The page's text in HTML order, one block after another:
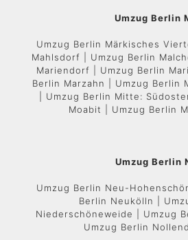
Umzug Berlin
Umzug Berlin Märkisches
Mahlsdorf | Umzug Berlin
Mariendorf | Umzug Berlin
Berlin Marzahn | Umzug Berlin
| Umzug Berlin Mitte:
Moabit | Umzug Berlin
Umzug Berlin
Umzug Berlin Neu-
Berlin Neukölln |
Niederschöneweide | Umzug
Umzug Berlin